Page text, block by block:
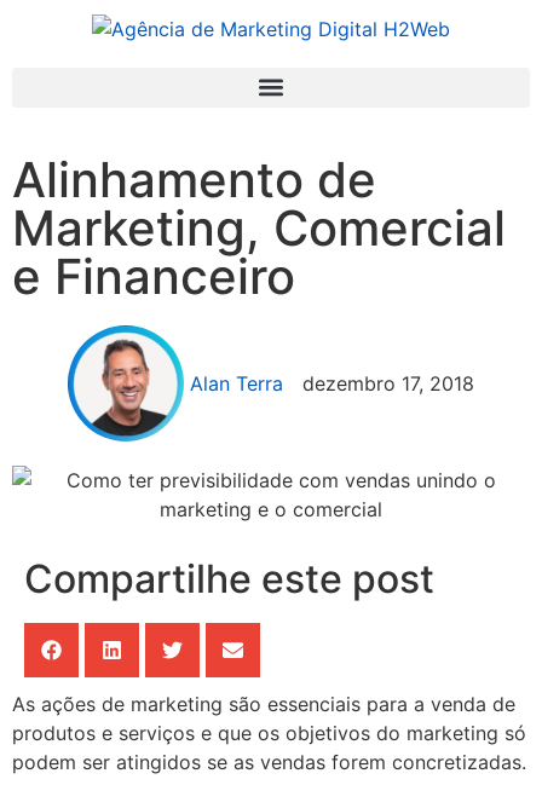
Alinhamento de
Marketing, Comercial
e Financeiro
Alan Terra dezembro 17, 2018
Compartilhe este post
As ações de marketing são essenciais para a venda de
produtos e serviços e que os objetivos do marketing só
podem ser atingidos se as vendas forem concretizadas.